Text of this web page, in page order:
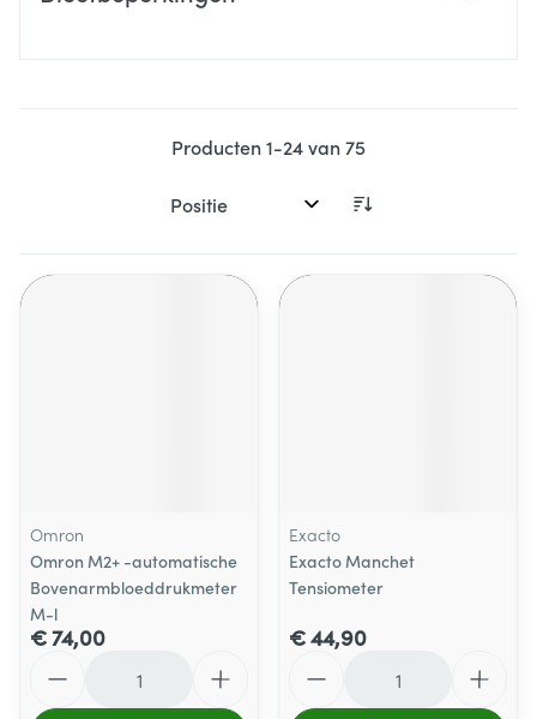
Producten1-24van75
Sorteer op:
Omron
Omron M2+ -automatische
Bovenarmbloeddrukmeter
M-l
€ 74,00
Exacto
Exacto Manchet
Tensiometer
€ 44,90